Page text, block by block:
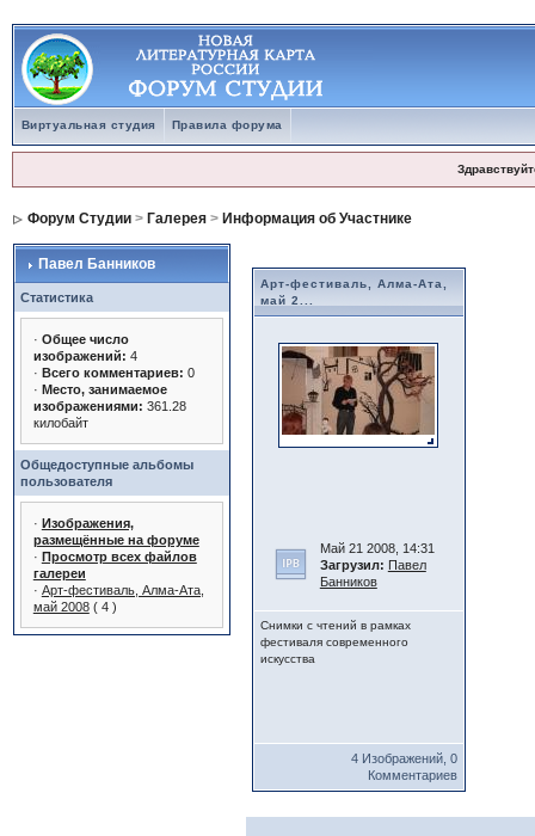
Виртуальная студия Правила форума
Форум Студии> Галерея> Информация об Участнике
Павел Банников
Статистика
· Общее число
изображений: 4
· Всего комментариев: 0
· Место, занимаемое
изображениями: 361.28
килобайт
Общедоступные альбомы
пользователя
· Изображения,
размещённые на форуме
· Просмотр всех файлов
галереи
· Арт-фестиваль, Алма-Ата,
май 2008( 4 )
Арт-фестиваль, Алма-Ата,
май 2...
Май 21 2008, 14:31
Загрузил: Павел
Банников
Снимки с чтений в рамках
фестиваля современного
искусства
4 Изображений, 0
Комментариев